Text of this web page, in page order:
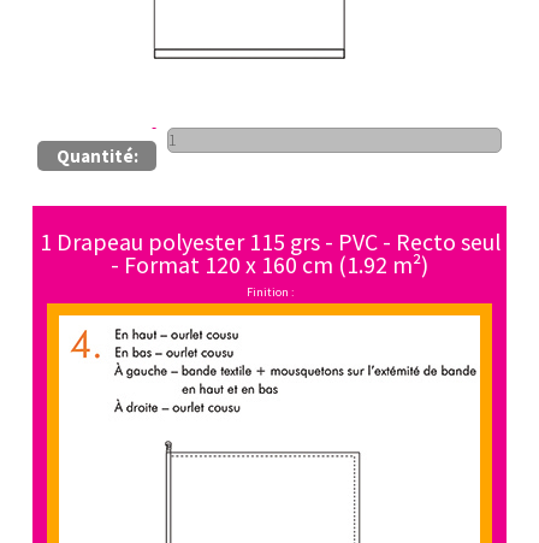
Quantité:
1 Drapeau polyester 115 grs - PVC - Recto seul
- Format 120 x 160 cm (1.92 m²)
Finition :